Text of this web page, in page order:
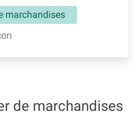
marchandises
de marchandises